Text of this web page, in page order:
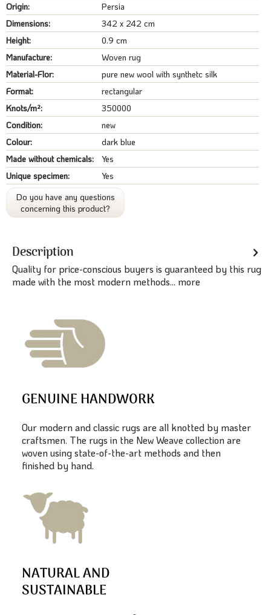
Origin:
Persia
Dimensions:
342 x 242 cm
Height:
0.9 cm
Manufacture:
Woven rug
Material-Flor:
pure new wool with synthetc silk
Format:
rectangular
Knots/m²:
350000
Condition:
new
Colour:
dark blue
Made without chemicals:
Yes
Unique specimen:
Yes
Do you have any questions
concerning this product?
Description
Quality for price-conscious buyers is guaranteed by this rug
made with the most modern methods... more
GENUINE HANDWORK
Our modern and classic rugs are all knotted by master
craftsmen. The rugs in the New Weave collection are
woven using state-of-the-art methods and then
finished by hand.
NATURAL AND
SUSTAINABLE